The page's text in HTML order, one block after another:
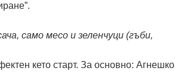
само месо и зеленчуци (гъби,
кето старт. За основно: Агнешко